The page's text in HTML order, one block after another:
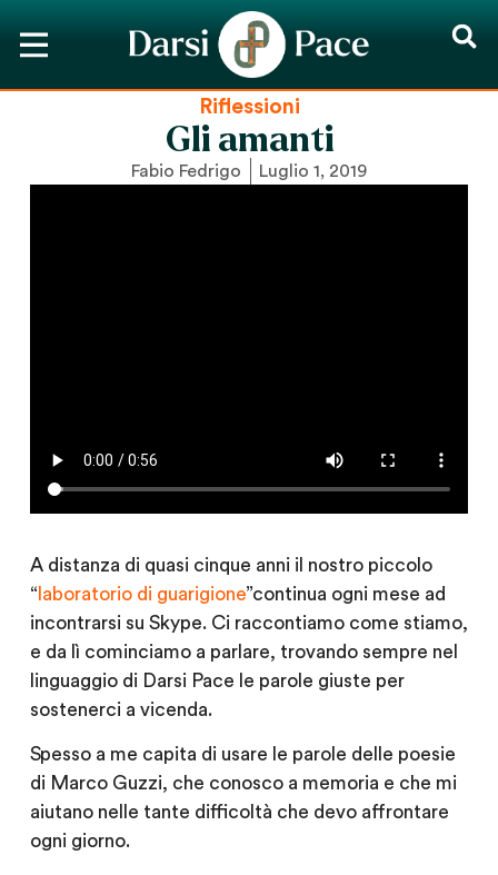
Riflessioni
Gli amanti
Fabio Fedrigo Luglio 1, 2019
A distanza di quasi cinque anni il nostro piccolo
“ laboratorio di guarigione”continua ogni mese ad
incontrarsi su Skype. Ci raccontiamo come stiamo,
e da lì cominciamo a parlare, trovando sempre nel
linguaggio di Darsi Pace le parole giuste per
sostenerci a vicenda.
Spesso a me capita di usare le parole delle poesie
di Marco Guzzi, che conosco a memoria e che mi
aiutano nelle tante difficoltà che devo affrontare
ogni giorno.